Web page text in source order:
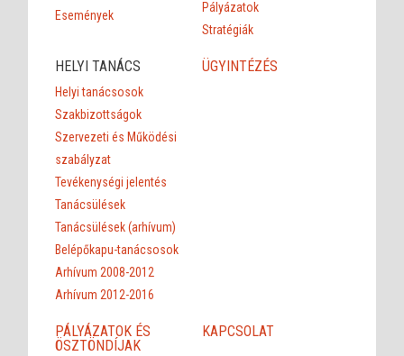
Események
Pályázatok
Stratégiák
HELYI TANÁCS
Helyi tanácsosok
Szakbizottságok
Szervezeti és Működési
szabályzat
Tevékenységi jelentés
Tanácsülések
Tanácsülések (arhívum)
Belépőkapu-tanácsosok
Arhívum 2008-2012
Arhívum 2012-2016
ÜGYINTÉZÉS
PÁLYÁZATOK ÉS
ÖSZTÖNDÍJAK
KAPCSOLAT